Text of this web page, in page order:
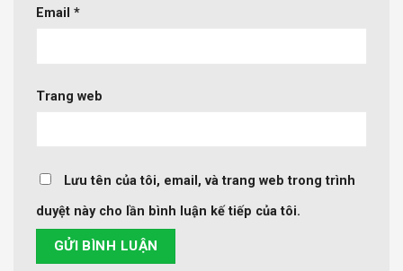
Email *
Trang web
Lưu tên của tôi, email, và trang web trong trình
duyệt này cho lần bình luận kế tiếp của tôi.